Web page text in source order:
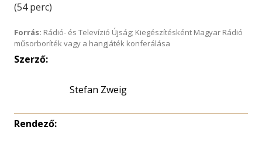
(54 perc)
Forrás: Rádió- és Televízió Újság; Kiegészítésként Magyar Rádió
műsorboríték vagy a hangjáték konferálása
Szerző:
Stefan Zweig
Rendező: